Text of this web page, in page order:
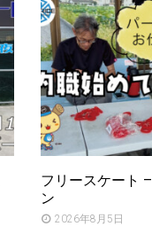
フリースケート
ン
2026年8月5日